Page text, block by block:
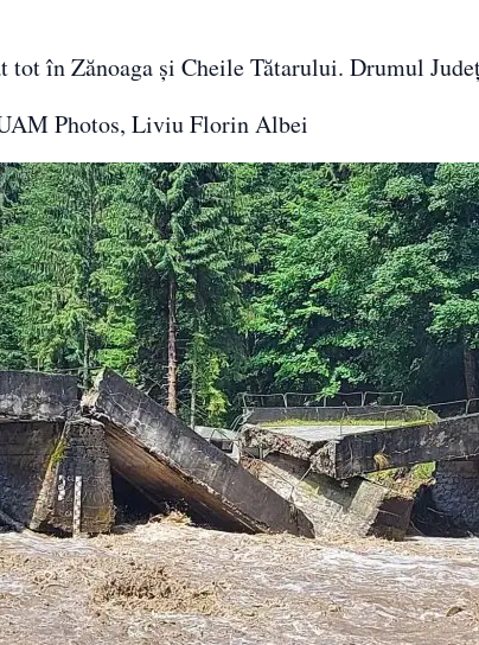
în Zănoaga și Cheile Tătarului. Drumul
Photos, Liviu Florin Albei